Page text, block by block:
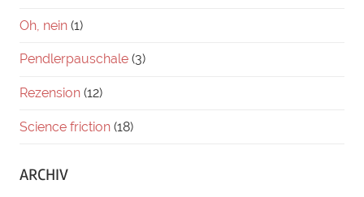
Oh, nein (1)
Pendlerpauschale (3)
Rezension (12)
Science friction (18)
ARCHIV